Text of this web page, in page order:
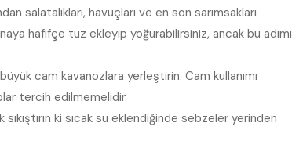
salatalıkları, havuçları ve en son sarımsakları
hafifçe tuz ekleyip yoğurabilirsiniz, ancak bu adımı
büyük cam kavanozlara yerleştirin. Cam kullanımı
tercih edilmemelidir.
ki sıcak su eklendiğinde sebzeler yerinden